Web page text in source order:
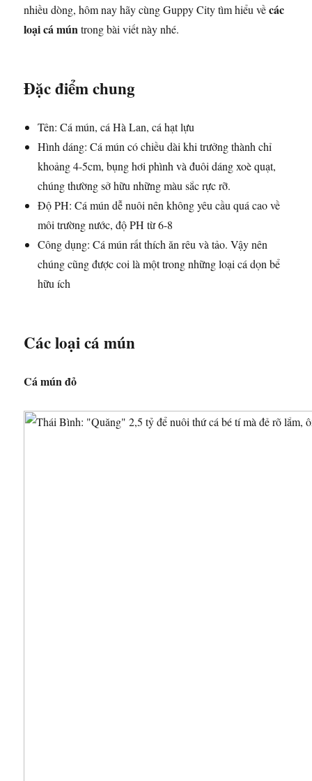
nhiều dòng, hôm nay hãy cùng Guppy City tìm hiểu vềcác
loại cá múntrong bài viết này nhé.
Đặc điểm chung
Tên: Cá mún, cá Hà Lan, cá hạt lựu
Hình dáng: Cá mún có chiều dài khi trưởng thành chỉ
khoảng 4-5cm, bụng hơi phình và đuôi dáng xoè quạt,
chúng thường sở hữu những màu sắc rực rỡ.
Độ PH: Cá mún dễ nuôi nên không yêu cầu quá cao về
môi trường nước, độ PH từ 6-8
Công dụng: Cá mún rất thích ăn rêu và tảo. Vậy nên
chúng cũng được coi là một trong những loại cá dọn bể
hữu ích
Các loại cá mún
Cá mún đỏ